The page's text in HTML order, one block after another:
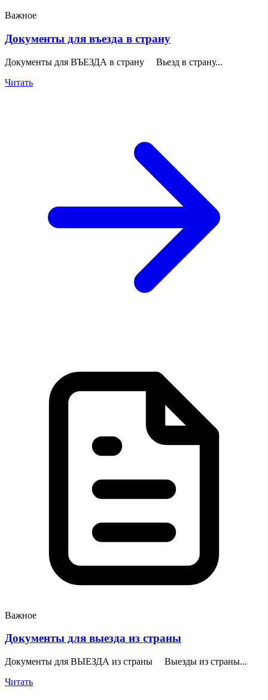
Важное
Документы для въезда в страну
Документы для ВЪЕЗДА в страну Вьезд в страну...
Читать
Важное
Документы для выезда из страны
Документы для ВЫЕЗДА из страны Выезды из страны...
Читать